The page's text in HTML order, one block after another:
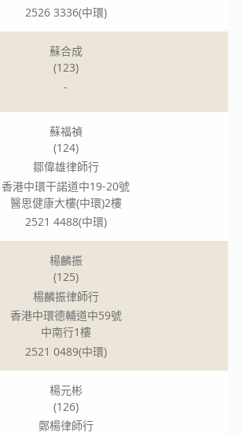
2526 3336(中環)
蘇合成
(123)
-
蘇福禎
(124)
鄒偉雄律師行
香港中環干諾道中19-20號
醫思健康大樓(中環)2樓
2521 4488(中環)
楊麟振
(125)
楊麟振律師行
香港中環德輔道中59號
中南行1樓
2521 0489(中環)
楊元彬
(126)
鄭楊律師行